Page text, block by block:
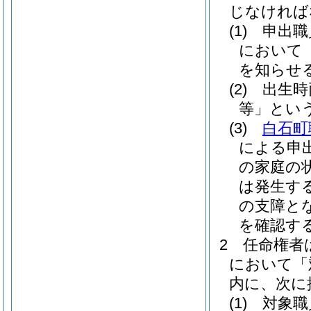
じなけれ
(1)
申出
において
を知らせ
(2)
出生
等」とい
(3)
白石
による申
の家庭の
は発生す
の支障と
を確認す
2
任命権者
において
内に、次
(1)
対象